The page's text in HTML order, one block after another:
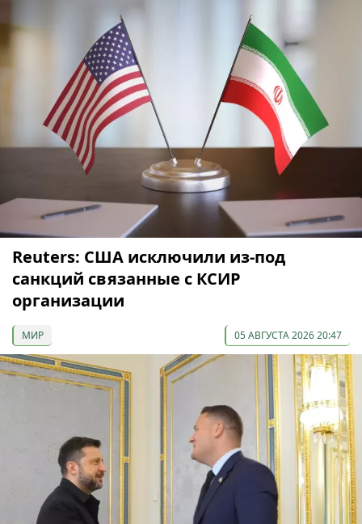
Reuters: США исключили из-под
санкций связанные с КСИР
организации
МИР 05 АВГУСТА 2026 20:47